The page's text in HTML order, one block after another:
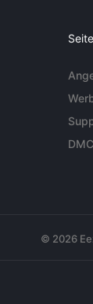
© 2026